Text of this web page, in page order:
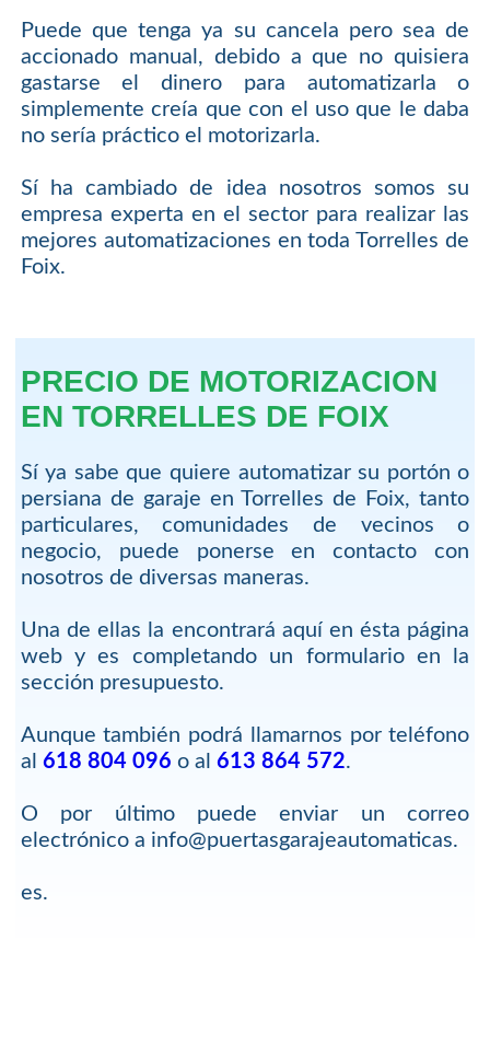
Puede que tenga ya su cancela pero sea de
accionado manual, debido a que no quisiera
gastarse el dinero para automatizarla o
simplemente creía que con el uso que le daba
no sería práctico el motorizarla.
Sí ha cambiado de idea nosotros somos su
empresa experta en el sector para realizar las
mejores automatizaciones en toda Torrelles de
Foix.
PRECIO DE MOTORIZACION
EN TORRELLES DE FOIX
Sí ya sabe que quiere automatizar su portón o
persiana de garaje en Torrelles de Foix, tanto
particulares, comunidades de vecinos o
negocio, puede ponerse en contacto con
nosotros de diversas maneras.
Una de ellas la encontrará aquí en ésta página
web y es completando un formulario en la
sección presupuesto.
Aunque también podrá llamarnos por teléfono
al 618 804 096 o al 613 864 572.
O por último puede enviar un correo
electrónico a info@puertasgarajeautomaticas.
es.